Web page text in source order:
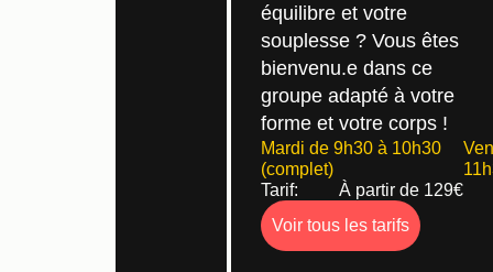
équilibre et votre
souplesse ? Vous êtes
bienvenu.e dans ce
groupe adapté à votre
forme et votre corps !
Mardi de 9h30 à 10h30
(complet)
Tarif:
À partir de 129€
Voir tous les tarifs